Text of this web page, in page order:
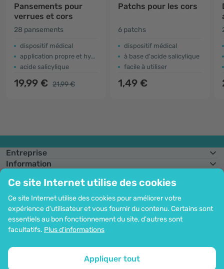
Ce site Internet utilise des cookies
Ce site Internet utilise des cookies pour améliorer votre
expérience d'utilisateur et vous fournir du contenu. Certains sont
essentiels au bon fonctionnement du site, d'autres sont
facultatifs. Plus d'informations
Appliquer tout
Pansements pour
verrues et cors
28 pansements
dispositif médical
application propre et hygiénique
acide salicylique
19,99 € 21,99 €
Patchs pour les cors
6 patchs
dispositif médical
à base d'acide salicylique
facile à utiliser
1,49 €
Entreprise
Information
Assistance et commandes
Possibilité de paiement par carte. Protection garantie des données
personnelles via le cryptage SSL.
Plan du site